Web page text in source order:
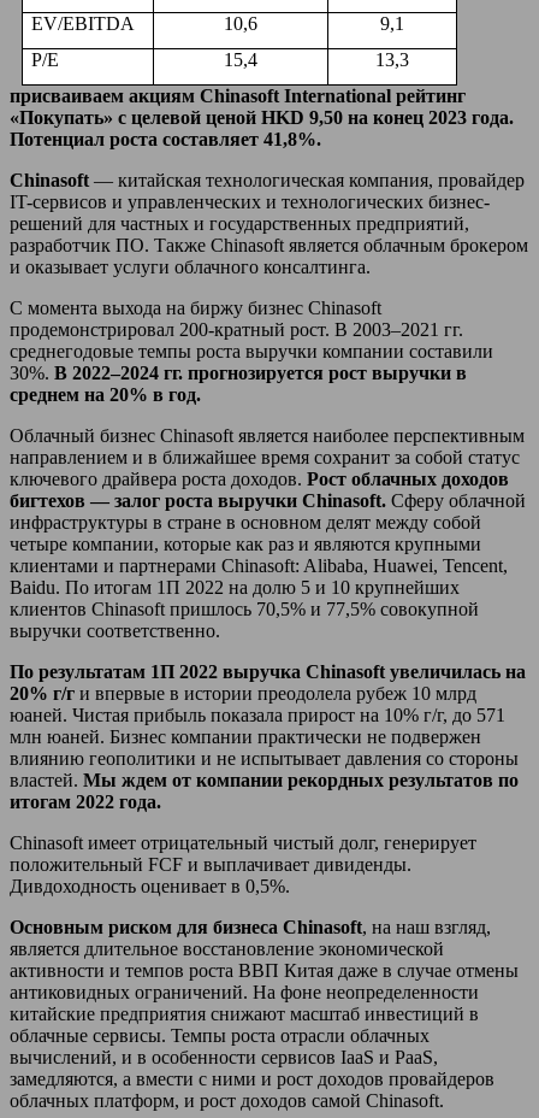
EV/EBITDA
10,6
9,1
P/E
15,4 13,3
присваиваем акциям Chinasoft International рейтинг
«Покупать» с целевой ценой HKD 9,50 на конец 2023 года.
Потенциал роста составляет 41,8%.
Chinasoft — китайская технологическая компания, провайдер
IT-сервисов и управленческих и технологических бизнес-
решений для частных и государственных предприятий,
разработчик ПО. Также Chinasoft является облачным брокером
и оказывает услуги облачного консалтинга.
С момента выхода на биржу бизнес Chinasoft
продемонстрировал 200-кратный рост. В 2003–2021 гг.
среднегодовые темпы роста выручки компании составили
30%. В 2022–2024 гг. прогнозируется рост выручки в
среднем на 20% в год.
Облачный бизнес Chinasoft является наиболее перспективным
направлением и в ближайшее время сохранит за собой статус
ключевого драйвера роста доходов. Рост облачных доходов
бигтехов — залог роста выручки Chinasoft. Сферу облачной
инфраструктуры в стране в основном делят между собой
четыре компании, которые как раз и являются крупными
клиентами и партнерами Chinasoft: Alibaba, Huawei, Tencent,
Baidu. По итогам 1П 2022 на долю 5 и 10 крупнейших
клиентов Chinasoft пришлось 70,5% и 77,5% совокупной
выручки соответственно.
По результатам 1П 2022 выручка Chinasoft увеличилась на
20% г/г и впервые в истории преодолела рубеж 10 млрд
юаней. Чистая прибыль показала прирост на 10% г/г, до 571
млн юаней. Бизнес компании практически не подвержен
влиянию геополитики и не испытывает давления со стороны
властей. Мы ждем от компании рекордных результатов по
итогам 2022 года.
Chinasoft имеет отрицательный чистый долг, генерирует
положительный FCF и выплачивает дивиденды.
Дивдоходность оценивает в 0,5%.
Основным риском для бизнеса Chinasoft, на наш взгляд,
является длительное восстановление экономической
активности и темпов роста ВВП Китая даже в случае отмены
антиковидных ограничений. На фоне неопределенности
китайские предприятия снижают масштаб инвестиций в
облачные сервисы. Темпы роста отрасли облачных
вычислений, и в особенности сервисов IaaS и PaaS,
замедляются, а вмести с ними и рост доходов провайдеров
облачных платформ, и рост доходов самой Chinasoft.